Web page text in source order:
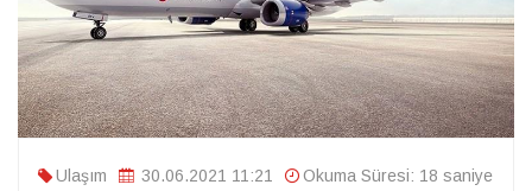
Ulaşım 30.06.2021 11:21 Okuma Süresi: 18 saniye